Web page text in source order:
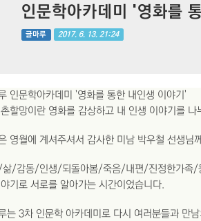
인문학아카데미 '영화를
글마루 2017. 6. 13. 21:24
인문학아카데미 '영화를 통한 내인생 이야기'
할망이란 영화를 감상하고 내 인생 이야기를 나
영월에 계셔주셔서 감사한 미남 박우철 선생님
/감동/인생/되돌아봄/죽음/내편/진정한가족/
기로 서로를 알아가는 시간이었습니다.
는 3차 인문학 아카데미로 다시 여러분들과 만